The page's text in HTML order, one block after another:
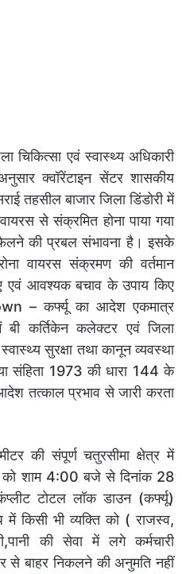
चिकित्सा एवं स्वास्थ्य अधिकारी
क्वॉरेंटाइन सेंटर शासकीय
तहसील बाजार जिला डिंडोरी में
से संक्रमित होना पाया गया
की प्रबल संभावना है। इसके
वायरस संक्रमण की वर्तमान
एवं आवश्यक बचाव के उपाय किए
– कर्फ्यू का आदेश एकमात्र
बी कर्तिकेन कलेक्टर एवं जिला
सुरक्षा तथा कानून व्यवस्था
संहिता 1973 की धारा 144 के
तत्काल प्रभाव से जारी करता
की संपूर्ण चतुरसीमा क्षेत्र में
को शाम 4:00 बजे से दिनांक 28
टोटल लॉक डाउन (कर्फ्यू)
में किसी भी व्यक्ति को ( राजस्व,
की सेवा में लगे कर्मचारी
से बाहर निकलने की अनुमति नहीं